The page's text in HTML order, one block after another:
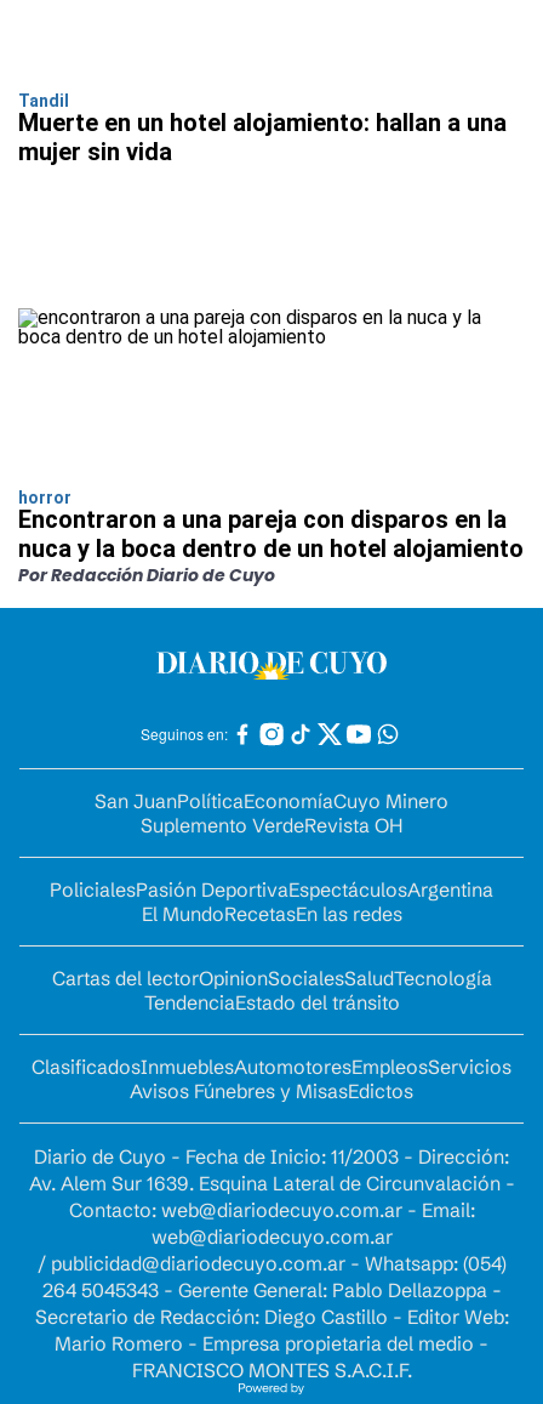
Tandil
Muerte en un hotel alojamiento: hallan a una
mujer sin vida
horror
Encontraron a una pareja con disparos en la
nuca y la boca dentro de un hotel alojamiento
Por Redacción Diario de Cuyo
Seguinos en:
San JuanPolíticaEconomíaCuyo Minero
Suplemento VerdeRevista OH
PolicialesPasión DeportivaEspectáculosArgentina
El MundoRecetasEn las redes
Cartas del lectorOpinionSocialesSaludTecnología
TendenciaEstado del tránsito
ClasificadosInmueblesAutomotoresEmpleosServicios
Avisos Fúnebres y MisasEdictos
Diario de Cuyo - Fecha de Inicio: 11/2003 - Dirección:
Av. Alem Sur 1639. Esquina Lateral de Circunvalación -
Contacto: web@diariodecuyo.com.ar- Email:
web@diariodecuyo.com.ar
/ publicidad@diariodecuyo.com.ar- Whatsapp: (054)
264 5045343 - Gerente General: Pablo Dellazoppa -
Secretario de Redacción: Diego Castillo - Editor Web:
Mario Romero - Empresa propietaria del medio -
FRANCISCO MONTES S.A.C.I.F.